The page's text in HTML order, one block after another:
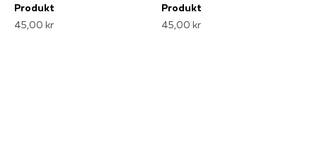
Produkt
45,00 kr
Produkt
45,00 kr